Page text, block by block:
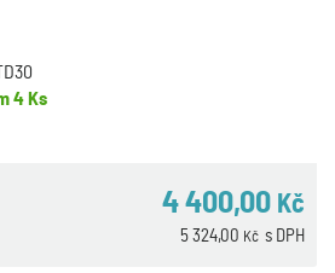
4 Ks
4 400,00 Kč
s DPH
5 324,00 Kč